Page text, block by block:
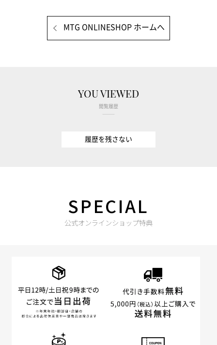
MTG ONLINESHOP ホームへ
YOU VIEWED
閲覧履歴
履歴を残さない
SPECIAL
公式オンラインショップ特典